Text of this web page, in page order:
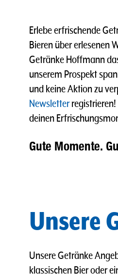
Erlebe erfrischende
Bieren über erlesenen
Getränke Hoffmann
unserem Prospekt
und keine Aktion zu
Newsletterregistrieren!
deinen
Gute Momente.
Unsere
Unsere Getränke
klassischen Bier oder